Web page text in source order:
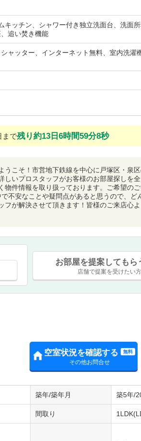
キッチン、シャワー付き独立洗面台、洗面
追い焚き機能
ャッター、インターネット無料、室内洗濯
まで残り約13日6時間59分7秒
うこそ！市営地下鉄線を中心に戸塚区・泉
しいプロスタッフがお客様のお部屋探しを
物件情報を取り扱っております。ご希望の
不安なことや疑問点があると思うので、ど
フが解決させて頂きます！皆様のご来店心
お部屋を提案してもら
店舗で提案を受けたい方
空室状況を確認する 無料
その他お問合せ
築年/築年月 築5年/
間取り